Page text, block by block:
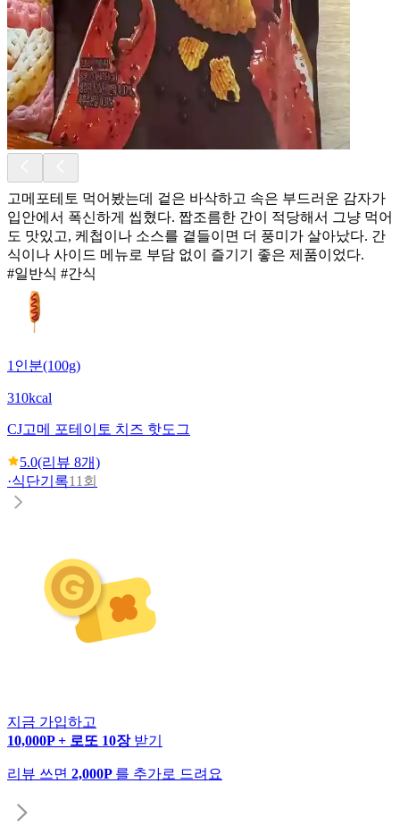
고메포테토 먹어봤는데 겉은 바삭하고 속은 부드러운 감자가
입안에서 폭신하게 씹혔다. 짭조름한 간이 적당해서 그냥 먹어
도 맛있고, 케첩이나 소스를 곁들이면 더 풍미가 살아났다. 간
식이나 사이드 메뉴로 부담 없이 즐기기 좋은 제품이었다.
#일반식 #간식
1인분(100g)
310kcal
CJ고메 포테이토 치즈 핫도그
5.0(리뷰 8개)
·식단기록11회
지금 가입하고
10,000P + 로또 10장 받기
리뷰 쓰면 2,000P 를 추가로 드려요